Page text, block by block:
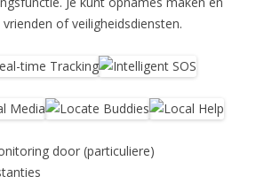
of veiligheidsdiensten.
door (particuliere)